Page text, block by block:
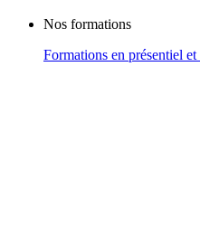
Nos formations
Formations en présentiel et